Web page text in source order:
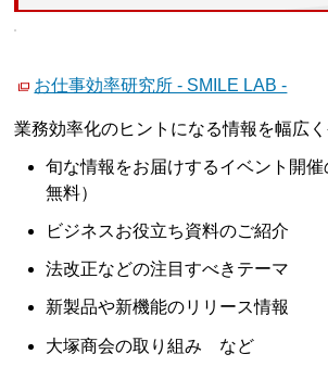
お仕事効率研究所 - SMILE LAB -
業務効率化のヒントになる情報を幅広く
旬な情報をお届けするイベント開
無料）
ビジネスお役立ち資料のご紹介
法改正などの注目すべきテーマ
新製品や新機能のリリース情報
大塚商会の取り組み など